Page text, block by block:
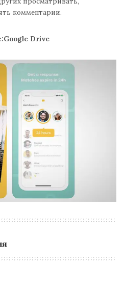
комментарии.
Drive